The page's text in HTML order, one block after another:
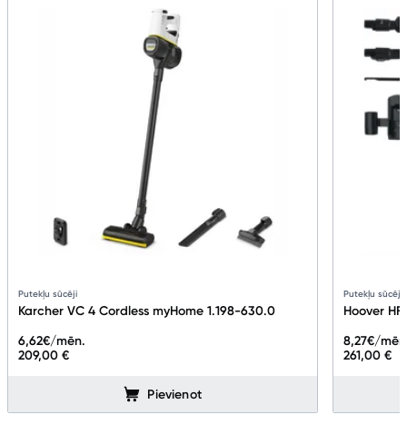
Putekļu sūcēji
Karcher VC 4 Cordless myHome 1.198-630.0
209,00 €
6,62€/mēn.
Pievienot
Putekļu sūcēji
Hoover
261,00 €
8,27€/